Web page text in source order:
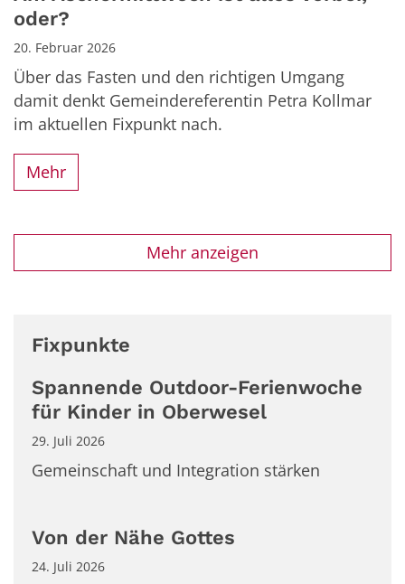
oder?
20. Februar 2026
Über das Fasten und den richtigen Umgang
damit denkt Gemeindereferentin Petra Kollmar
im aktuellen Fixpunkt nach.
Mehr
Mehr anzeigen
Fixpunkte
Spannende Outdoor-Ferienwoche
für Kinder in Oberwesel
29. Juli 2026
Gemeinschaft und Integration stärken
Von der Nähe Gottes
24. Juli 2026